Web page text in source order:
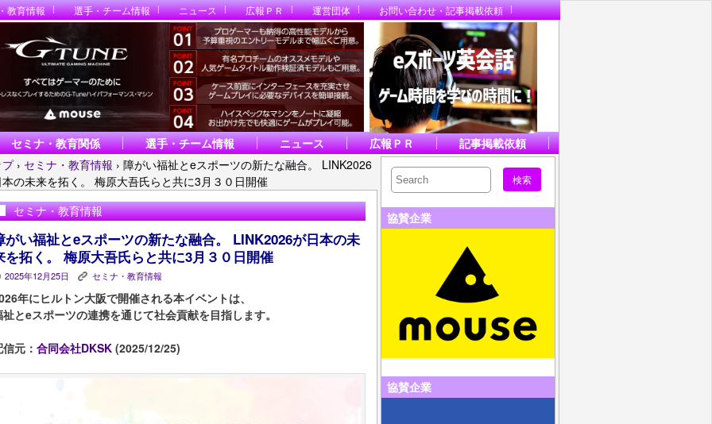
教育情報 選手・チーム情報 ニュース 広報ＰＲ 運営団体 お問い合わせ・記事掲載依頼
セミナ・教育関係 選手・チーム情報 ニュース 広報ＰＲ
記事掲載依頼
› セミナ・教育情報 › 障がい福祉とeスポーツの新たな融合。 LINK2026
の未来を拓く。 梅原大吾氏らと共に3月３０日開催
セミナ・教育情報
がい福祉とeスポーツの新たな融合。 LINK2026が日本の未
を拓く。 梅原大吾氏らと共に3月３０日開催
2025年12月25日 K セミナ・教育情報
年にヒルトン大阪で開催される本イベントは、
祉とeスポーツの連携を通じて社会貢献を目指します。
元： 合同会社DKSK (2025/12/25)
協賛企業
協賛企業